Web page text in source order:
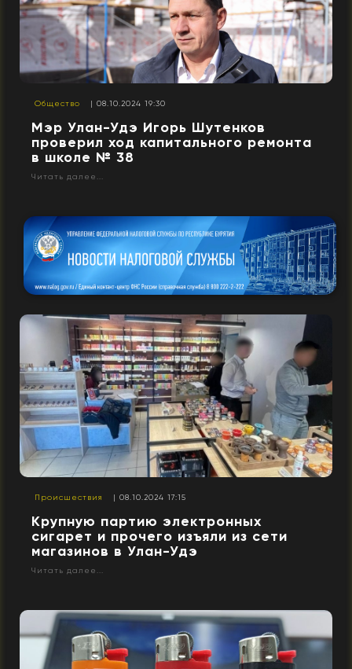
Общество | 08.10.2024 19:30
Мэр Улан-Удэ Игорь Шутенков
проверил ход капитального ремонта
в школе № 38
Читать далее...
Происшествия | 08.10.2024 17:15
Крупную партию электронных
сигарет и прочего изъяли из сети
магазинов в Улан-Удэ
Читать далее...